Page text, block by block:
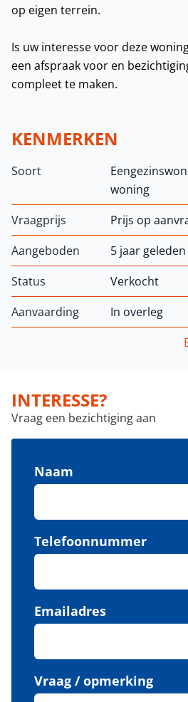
op eigen terrein.
Is uw interesse voor deze
een afspraak voor en
compleet te maken.
KENMERKEN
Soort
woning
Vraagprijs
Prijs op
Aangeboden
5 jaar geleden
Status
Verkocht
Aanvaarding
In overleg
INTERESSE?
Vraag een bezichtiging aan
Naam
Telefoonnummer
Emailadres
Vraag / opmerking